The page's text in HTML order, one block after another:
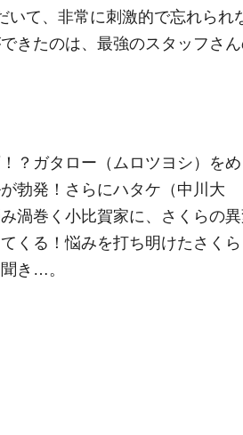
いて、非常に刺激的で忘れられ
きたのは、最強のスタッフさ
？ガタロー（ムロツヨシ）を
勃発！さらにハタケ（中川大
渦巻く小比賀家に、さくらの
くる！悩みを打ち明けたさくら
き…。